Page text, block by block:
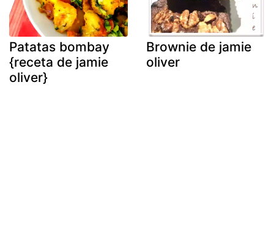
Patatas bombay
{receta de jamie
oliver}
Brownie de jamie
oliver